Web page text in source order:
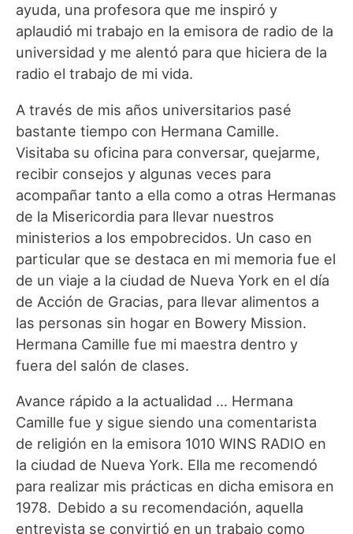
ayuda, una profesora que me inspiró y
aplaudió mi trabajo en la emisora de radio de la
universidad y me alentó para que hiciera de la
radio el trabajo de mi vida.
A través de mis años universitarios pasé
bastante tiempo con Hermana Camille.
Visitaba su oficina para conversar, quejarme,
recibir consejos y algunas veces para
acompañar tanto a ella como a otras Hermanas
de la Misericordia para llevar nuestros
ministerios a los empobrecidos. Un caso en
particular que se destaca en mi memoria fue el
de un viaje a la ciudad de Nueva York en el día
de Acción de Gracias, para llevar alimentos a
las personas sin hogar en Bowery Mission.
Hermana Camille fue mi maestra dentro y
fuera del salón de clases.
Avance rápido a la actualidad … Hermana
Camille fue y sigue siendo una comentarista
de religión en la emisora 1010 WINS RADIO en
la ciudad de Nueva York. Ella me recomendó
para realizar mis prácticas en dicha emisora en
1978. Debido a su recomendación, aquella
entrevista se convirtió en un trabajo como